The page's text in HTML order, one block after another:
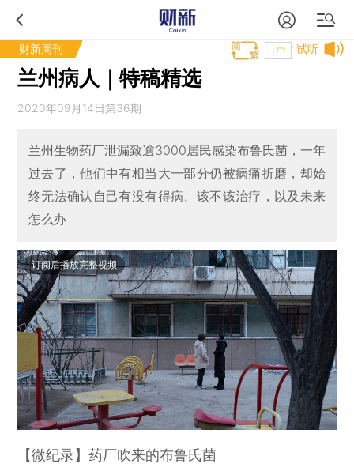
财新周刊 试听
T中
兰州病人｜特稿精选
2020年09月14日第36期
兰州生物药厂泄漏致逾3000居民感染布鲁氏菌，一年
过去了，他们中有相当大一部分仍被病痛折磨，却始
终无法确认自己有没有得病、该不该治疗，以及未来
怎么办
订阅后播放完整视频
【微纪录】药厂吹来的布鲁氏菌